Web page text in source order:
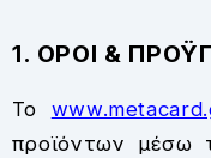
1. ΟΡΟΙ &
Το
προϊόντων μέσω